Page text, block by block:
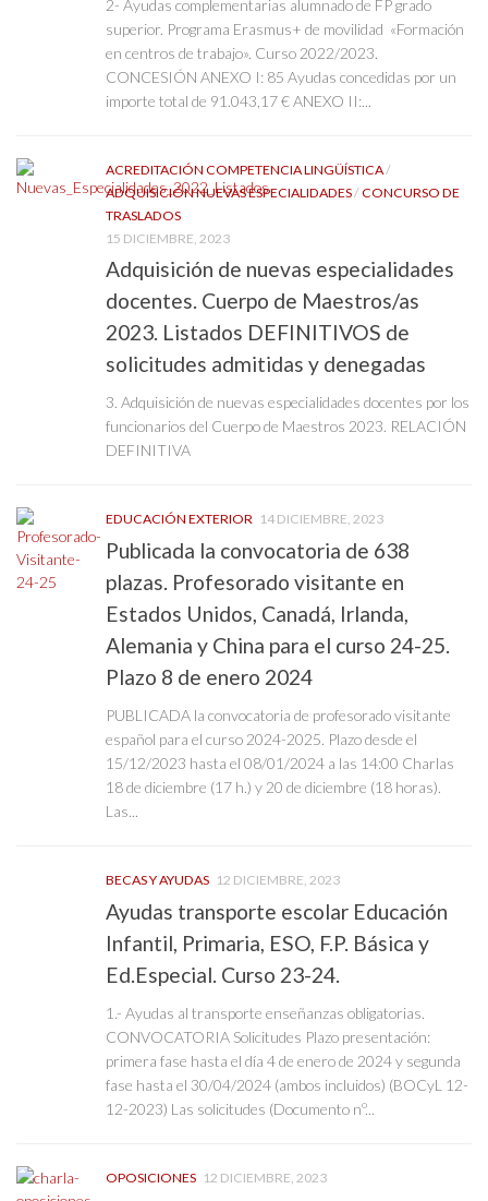
2- Ayudas complementarias alumnado de FP grado
superior. Programa Erasmus+ de movilidad «Formación
en centros de trabajo». Curso 2022/2023.
CONCESIÓN ANEXO I: 85 Ayudas concedidas por un
importe total de 91.043,17 € ANEXO II:...
ACREDITACIÓN COMPETENCIA LINGÜÍSTICA/
ADQUISICIÓN NUEVAS ESPECIALIDADES/CONCURSO DE
TRASLADOS
15 DICIEMBRE, 2023
Adquisición de nuevas especialidades
docentes. Cuerpo de Maestros/as
2023. Listados DEFINITIVOS de
solicitudes admitidas y denegadas
3. Adquisición de nuevas especialidades docentes por los
funcionarios del Cuerpo de Maestros 2023. RELACIÓN
DEFINITIVA
EDUCACIÓN EXTERIOR 14 DICIEMBRE, 2023
Publicada la convocatoria de 638
plazas. Profesorado visitante en
Estados Unidos, Canadá, Irlanda,
Alemania y China para el curso 24-25.
Plazo 8 de enero 2024
PUBLICADA la convocatoria de profesorado visitante
español para el curso 2024-2025. Plazo desde el
15/12/2023 hasta el 08/01/2024 a las 14:00 Charlas
18 de diciembre (17 h.) y 20 de diciembre (18 horas).
Las...
BECAS Y AYUDAS 12 DICIEMBRE, 2023
Ayudas transporte escolar Educación
Infantil, Primaria, ESO, F.P. Básica y
Ed.Especial. Curso 23-24.
1.- Ayudas al transporte enseñanzas obligatorias.
CONVOCATORIA Solicitudes Plazo presentación:
primera fase hasta el día 4 de enero de 2024 y segunda
fase hasta el 30/04/2024 (ambos incluidos) (BOCyL 12-
12-2023) Las solicitudes (Documento nº...
OPOSICIONES 12 DICIEMBRE, 2023